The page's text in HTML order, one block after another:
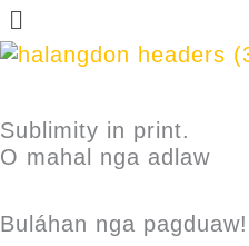
Sublimity in print.
O mahal nga adlaw
Buláhan nga pagduaw!